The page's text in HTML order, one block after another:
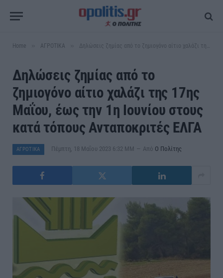
Home ΑΓΡΟΤΙΚΑ Δηλώσεις ζημίας από το ζημιογόνο αίτιο χαλάζι της 17ης Μαΐου, έως την 1η Ιουνίου στους κατά τόπους Ανταποκριτές ΕΛΓΑ
Δηλώσεις ζημίας από το
ζημιογόνο αίτιο χαλάζι της 17ης
Μαΐου, έως την 1η Ιουνίου στους
κατά τόπους Ανταποκριτές ΕΛΓΑ
ΑΓΡΟΤΙΚΑ Πέμπτη, 18 Μαΐου 2023 6:32 ΜΜ Από Ο Πολίτης